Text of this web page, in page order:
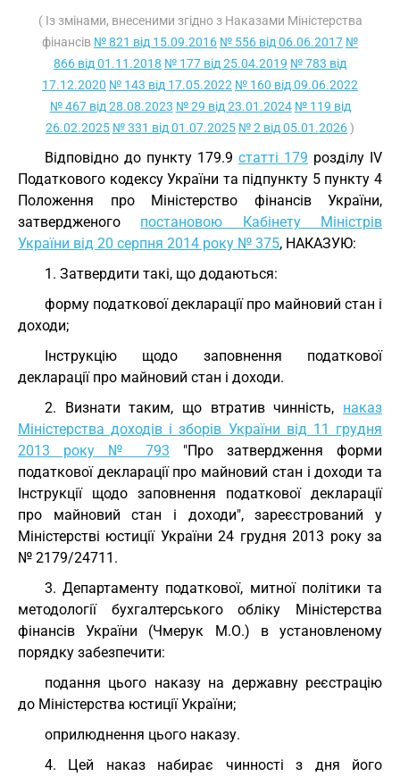
( Із змінами, внесеними згідно з Наказами Міністерства
фінансів № 821 від 15.09.2016 № 556 від 06.06.2017 №
866 від 01.11.2018 № 177 від 25.04.2019 № 783 від
17.12.2020 № 143 від 17.05.2022 № 160 від 09.06.2022
№ 467 від 28.08.2023 № 29 від 23.01.2024 № 119 від
26.02.2025 № 331 від 01.07.2025 № 2 від 05.01.2026)
Відповідно до пункту 179.9 статті 179 розділу IV
Податкового кодексу України та підпункту 5 пункту 4
Положення про Міністерство фінансів України,
затвердженого постановою Кабінету Міністрів
України від 20 серпня 2014 року № 375, НАКАЗУЮ:
1. Затвердити такі, що додаються:
форму податкової декларації про майновий стан і
доходи;
Інструкцію щодо заповнення податкової
декларації про майновий стан і доходи.
2. Визнати таким, що втратив чинність, наказ
Міністерства доходів і зборів України від 11 грудня
2013 року № 793 "Про затвердження форми
податкової декларації про майновий стан і доходи та
Інструкції щодо заповнення податкової декларації
про майновий стан і доходи", зареєстрований у
Міністерстві юстиції України 24 грудня 2013 року за
№ 2179/24711.
3. Департаменту податкової, митної політики та
методології бухгалтерського обліку Міністерства
фінансів України (Чмерук М.О.) в установленому
порядку забезпечити:
подання цього наказу на державну реєстрацію
до Міністерства юстиції України;
оприлюднення цього наказу.
4. Цей наказ набирає чинності з дня його